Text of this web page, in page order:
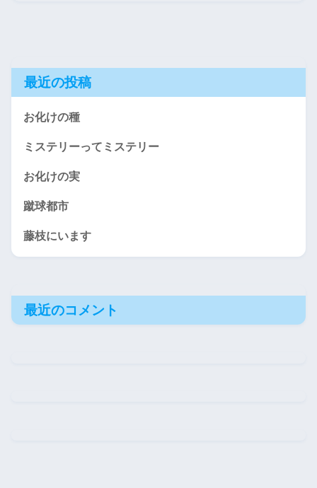
最近の投稿
お化けの種
ミステリーってミステリー
お化けの実
蹴球都市
藤枝にいます
最近のコメント